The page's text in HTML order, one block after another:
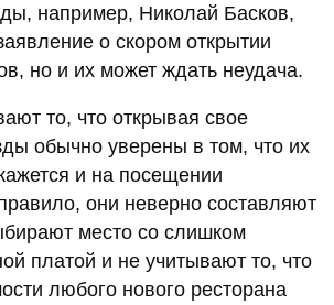
например, Николай Басков,
о скором открытии
но и их может ждать неудача.
то, что открывая свое
обычно уверены в том, что их
и на посещении
они неверно составляют
место со слишком
платой и не учитывают то, что
любого нового ресторана